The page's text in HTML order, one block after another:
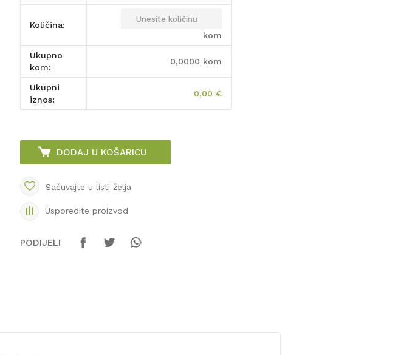
Količina:
kom
Ukupno
kom:
0,0000 kom
Ukupni
iznos:
0,00 €
DODAJ U KOŠARICU
Sačuvajte u listi želja
Usporedite proizvod
PODIJELI